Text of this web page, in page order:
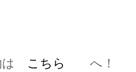
は こちら へ！